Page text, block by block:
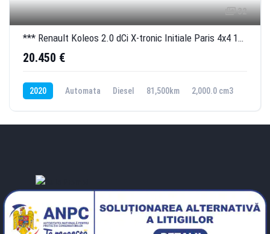
32
*** Renault Koleos 2.0 dCi X-tronic Initiale Paris 4x4 190 CP Km 81.500 ***
20.450 €
2020 Automata Diesel 81,500km 2,000.0 cm3